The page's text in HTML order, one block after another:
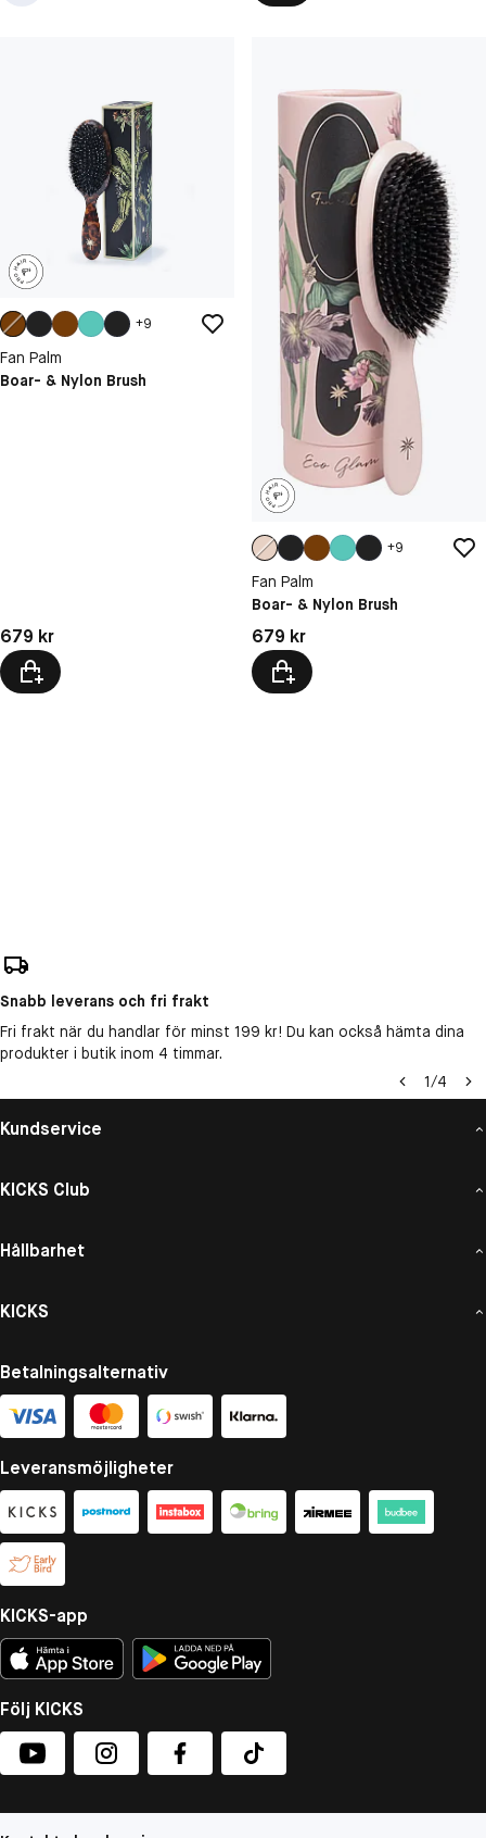
+9
Fan Palm
Boar- & Nylon Brush
Pris: 679 kr
679 kr
+9
Fan Palm
Boar- & Nylon Brush
Pris: 679 kr
679 kr
Snabb leverans och fri frakt
Fri frakt när du handlar för minst 199 kr! Du kan också hämta dina
produkter i butik inom 4 timmar.
1/4
Kundservice
KICKS Club
Hållbarhet
KICKS
Betalningsalternativ
Leveransmöjligheter
KICKS-app
Följ KICKS